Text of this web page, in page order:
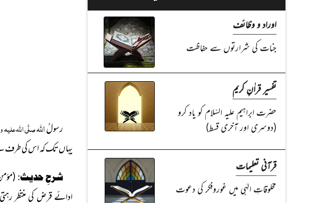
رسولُاللہصلَّی اللہ
یہاں تک کہ اس کی طرف
شرحِ حدیث:
ادائے قرض کی منتظر
اوراد و وظائف
جنات کی شرارتوں سے حفاظت
تفسیر قراٰنِ کریم
حضرت ابراہیم علیہ السّلام کو یاد کرو
(دوسری اور آخری قسط)
قرآنی تعلیمات
مخلوقاتِ الہٰی میں غوروفکر کی دعوت